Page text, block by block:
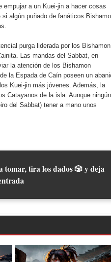
empujar a un Kuei-jin a hacer cosas
algún puñado de fanáticos
purga liderada por los
Las mandas del Sabbat, en
la atención de los Bishamon
la Espada de Caín poseen un
Kuei-jin más jóvenes. Además, la
Catayanos de la isla. Aunque ningún
del Sabbat) tener a mano unos
tomar, tira los dados 🎲 y deja